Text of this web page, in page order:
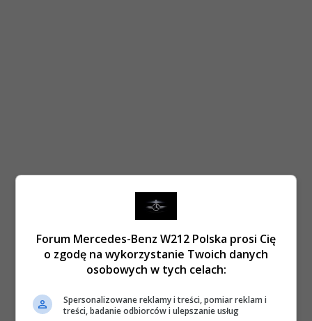
Forum Mercedes-Benz W212 Polska prosi Cię
o zgodę na wykorzystanie Twoich danych
osobowych w tych celach:
Spersonalizowane reklamy i treści, pomiar reklam i
treści, badanie odbiorców i ulepszanie usług